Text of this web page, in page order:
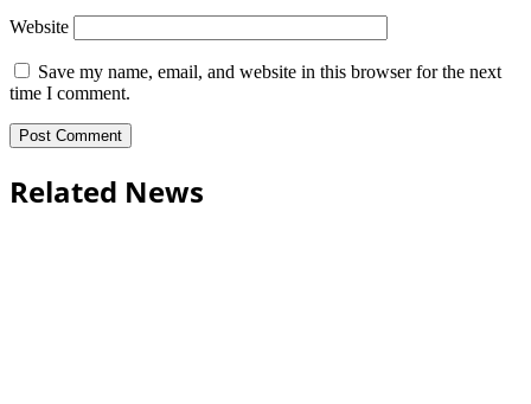
Website
Save my name, email, and website in this browser for the next
time I comment.
Related News